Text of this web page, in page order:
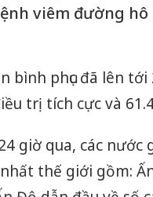
viêm đường hô
bình phục đã lên
trị tích cực và
giờ qua, các nước
thế giới gồm: